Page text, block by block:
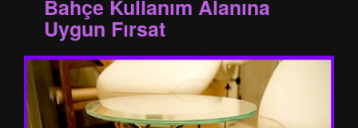
Bahçe Kullanım Alanına
Uygun Fırsat